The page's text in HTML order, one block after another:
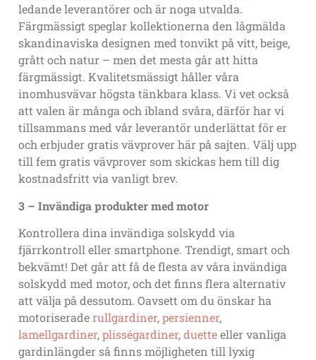
ledande leverantörer och är noga utvalda.
Färgmässigt speglar kollektionerna den lågmälda
skandinaviska designen med tonvikt på vitt, beige,
grått och natur – men det mesta går att hitta
färgmässigt. Kvalitetsmässigt håller våra
inomhusvävar högsta tänkbara klass. Vi vet också
att valen är många och ibland svåra, därför har vi
tillsammans med vår leverantör underlättat för er
och erbjuder gratis vävprover här på sajten. Välj upp
till fem gratis vävprover som skickas hem till dig
kostnadsfritt via vanligt brev.
3 – Invändiga produkter med motor
Kontrollera dina invändiga solskydd via
fjärrkontroll eller smartphone. Trendigt, smart och
bekvämt! Det går att få de flesta av våra invändiga
solskydd med motor, och det finns flera alternativ
att välja på dessutom. Oavsett om du önskar ha
motoriseraderullgardiner,persienner,
lamellgardiner,plisségardiner,duetteeller vanliga
gardinlängder så finns möjligheten till lyxig